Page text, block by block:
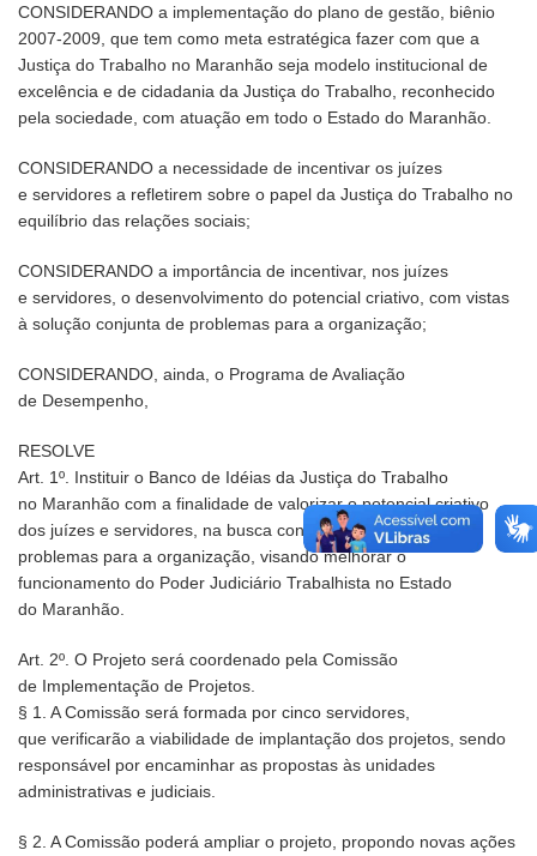
CONSIDERANDO a implementação do plano de gestão, biênio
2007-2009, que tem como meta estratégica fazer com que a
Justiça do Trabalho no Maranhão seja modelo institucional de
excelência e de cidadania da Justiça do Trabalho, reconhecido
pela sociedade, com atuação em todo o Estado do Maranhão.
CONSIDERANDO a necessidade de incentivar os juízes
e servidores a refletirem sobre o papel da Justiça do Trabalho no
equilíbrio das relações sociais;
CONSIDERANDO a importância de incentivar, nos juízes
e servidores, o desenvolvimento do potencial criativo, com vistas
à solução conjunta de problemas para a organização;
CONSIDERANDO, ainda, o Programa de Avaliação
de Desempenho,
RESOLVE
Art. 1º. Instituir o Banco de Idéias da Justiça do Trabalho
no Maranhão com a finalidade de valorizar o potencial criativo
dos juízes e servidores, na busca conjunta de soluções de
problemas para a organização, visando melhorar o
funcionamento do Poder Judiciário Trabalhista no Estado
do Maranhão.
Art. 2º. O Projeto será coordenado pela Comissão
de Implementação de Projetos.
§ 1. A Comissão será formada por cinco servidores,
que verificarão a viabilidade de implantação dos projetos, sendo
responsável por encaminhar as propostas às unidades
administrativas e judiciais.
§ 2. A Comissão poderá ampliar o projeto, propondo novas ações